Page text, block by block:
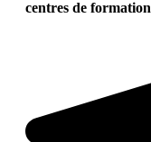
centres de formation